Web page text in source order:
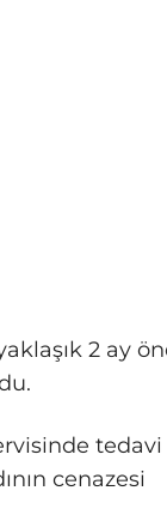
2 ay
tedavi
cenazesi